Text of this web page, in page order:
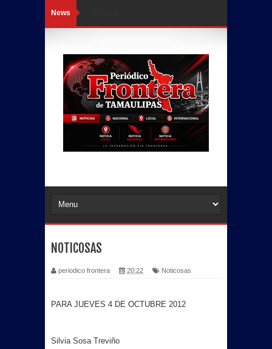
News
NOTICOSAS
periodico frontera 20:22 Noticosas
PARA JUEVES 4 DE OCTUBRE 2012
Silvia Sosa Treviño